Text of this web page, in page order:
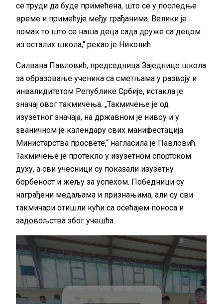
се труди да буде примећена, што се у последње
време и примећује међу грађанима. Велики је
помак то што се наша деца сада друже са децом
из осталих школа,“ рекао је Николић.
Силвана Павловић, председница Заједнице школа
за образовање ученика са сметњама у развоју и
инвалидитетом Републике Србије, истакла је
значај овог такмичења. „Такмичење је од
изузетног значаја, на државном је нивоу и у
званичном је календару свих манифестација
Министарства просвете,“ нагласила је Павловић.
Такмичење је протекло у изузетном спортском
духу, а сви учесници су показали изузетну
борбеност и жељу за успехом. Победници су
награђени медаљама и признањима, али су сви
такмичари отишли кући са осећајем поноса и
задовољства због учешћа.